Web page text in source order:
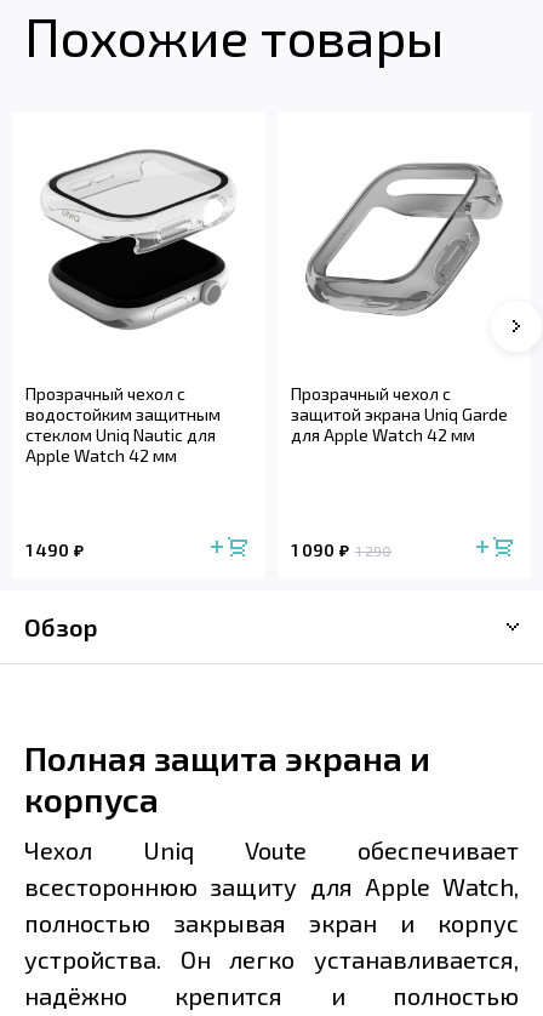
Похожие товары
Прозрачный чехол с
водостойким защитным
стеклом Uniq Nautic для
Apple Watch 42 мм
1 490
Прозрачный чехол с
защитой экрана Uniq Garde
для Apple Watch 42 мм
1 090 1 290
Обзор
Полная защита экрана и
корпуса
Чехол Uniq Voute обеспечивает
всестороннюю защиту для Apple Watch,
полностью закрывая экран и корпус
устройства. Он легко устанавливается,
надёжно крепится и полностью